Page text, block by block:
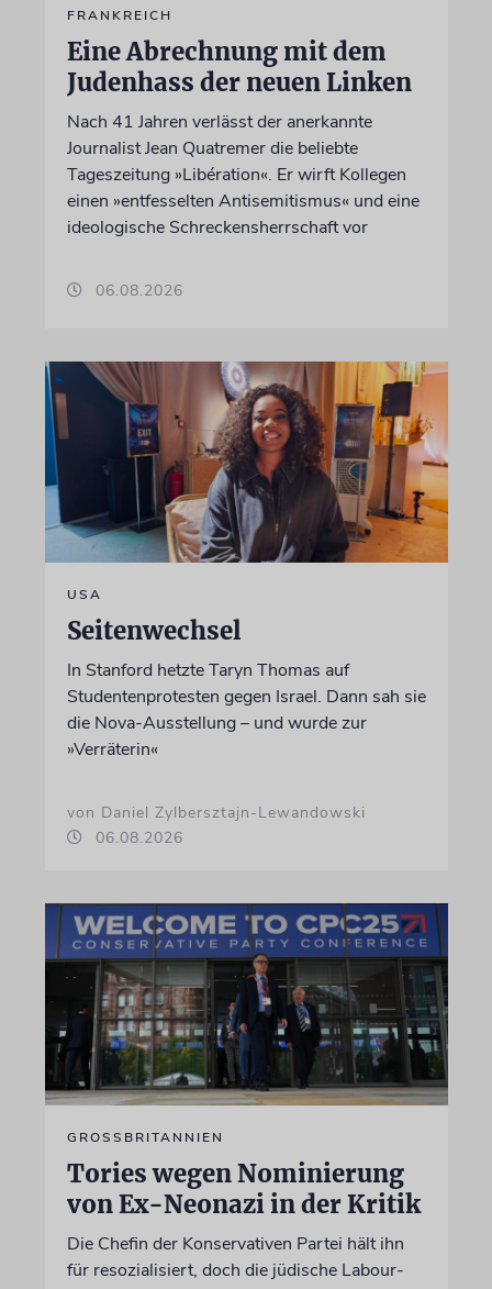
FRANKREICH
Eine Abrechnung mit dem
Judenhass der neuen Linken
Nach 41 Jahren verlässt der anerkannte
Journalist Jean Quatremer die beliebte
Tageszeitung »Libération«. Er wirft Kollegen
einen »entfesselten Antisemitismus« und eine
ideologische Schreckensherrschaft vor
06.08.2026
USA
Seitenwechsel
In Stanford hetzte Taryn Thomas auf
Studentenprotesten gegen Israel. Dann sah sie
die Nova-Ausstellung – und wurde zur
»Verräterin«
von Daniel Zylbersztajn-Lewandowski
06.08.2026
GROSSBRITANNIEN
Tories wegen Nominierung
von Ex-Neonazi in der Kritik
Die Chefin der Konservativen Partei hält ihn
für resozialisiert, doch die jüdische Labour-